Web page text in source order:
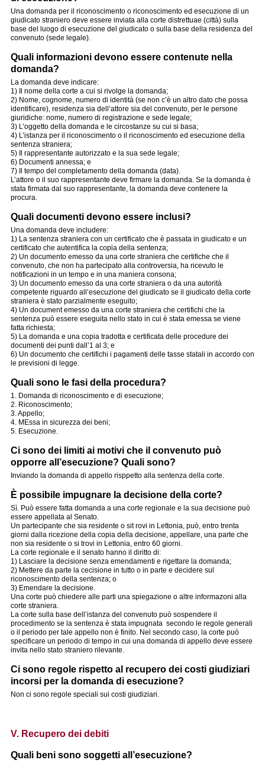
Una domanda per il riconoscimento o riconoscimento ed esecuzione di un
giudicato straniero deve essere inviata alla corte distrettuae (città) sulla
base del luogo di esecuzione del giudicato o sulla base della residenza del
convenuto (sede legale).
Quali informazioni devono essere contenute nella
domanda?
La domanda deve indicare:
1) Il nome della corte a cui si rivolge la domanda;
2) Nome, cognome, numero di identità (se non c’è un altro dato che possa
identificare), residenza sia dell’attore sia del convenuto, per le persone
giuridiche: nome, numero di registrazione e sede legale;
3) L’oggetto della domanda e le circostanze su cui si basa;
4) L’istanza per il riconoscimento o il riconoscimento ed esecuzione della
sentenza straniera;
5) Il rappresentante autorizzato e la sua sede legale;
6) Documenti annessa; e
7) Il tempo del completamento della domanda (data).
L’attore o il suo rappresentante deve firmare la domanda. Se la domanda è
stata firmata dal suo rappresentante, la domanda deve contenere la
procura.
Quali documenti devono essere inclusi?
Una domanda deve includere:
1) La sentenza straniera con un certificato che è passata in giudicato e un
certificato che autentifica la copia della sentenza;
2) Un documento emesso da una corte straniera che certifiche che il
convenuto, che non ha partecipato alla controversia, ha ricevuto le
notificazioni in un tempo e in una maniera consona;
3) Un documento emesso da una corte straniera o da una autorità
competente riguardo all’esecuzione del giudicato se il giudicato della corte
straniera è stato parzialmente eseguito;
4) Un document emesso da una corte straniera che certifichi che la
sentenza può essere eseguita nello stato in cui è stata emessa se viene
fatta richiesta;
5) La domanda e una copia tradotta e certificata delle procedure dei
documenti dei punti dall’1 al 3; e
6) Un documento che certifichi i pagamenti delle tasse statali in accordo con
le previsioni di legge.
Quali sono le fasi della procedura?
1. Domanda di riconoscimento e di esecuzione;
2. Riconoscimento;
3. Appello;
4. MEssa in sicurezza dei beni;
5. Esecuzione.
Ci sono dei limiti ai motivi che il convenuto può
opporre all’esecuzione? Quali sono?
Inviando la domanda di appello risppetto alla sentenza della corte.
È possibile impugnare la decisione della corte?
Sì. Può essere fatta domanda a una corte regionale e la sua decisione può
essere appellata al Senato.
Un partecipante che sia residente o sit rovi in Lettonia, può, entro trenta
giorni dalla ricezione della copia della decisione, appellare, una parte che
non sia residente o si trovi in Lettonia, entro 60 giorni.
La corte regionale e il senato hanno il diritto di:
1) Lasciare la decisione senza emendamenti e rigettare la domanda;
2) Mettere da parte la cecisione in tutto o in parte e decidere sul
riconoscimento della sentenza; o
3) Emendare la decisione.
Una corte può chiedere alle parti una spiegazione o altre informazoni alla
corte straniera.
La corte sulla base dell’istanza del convenuto può sospendere il
procedimento se la sentenza è stata impugnata secondo le regole generali
o il periodo per tale appello non è finito. Nel secondo caso, la corte può
specificare un periodo di tempo in cui una domanda di appello deve essere
invita nello stato straniero rilevante.
Ci sono regole rispetto al recupero dei costi giudiziari
incorsi per la domanda di esecuzione?
Non ci sono regole speciali sui costi giudiziari.
V. Recupero dei debiti
Quali beni sono soggetti all’esecuzione?